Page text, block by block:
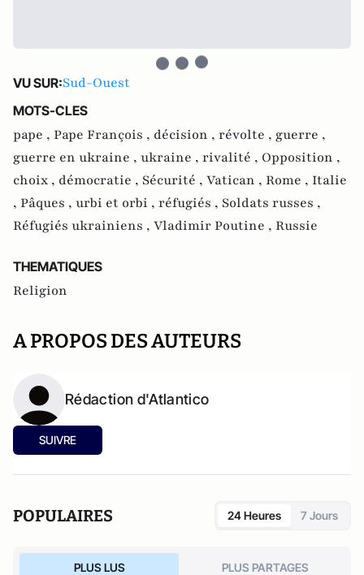
VU SUR:Sud-Ouest
MOTS-CLES
pape , Pape François , décision , révolte , guerre ,
guerre en ukraine , ukraine , rivalité , Opposition ,
choix , démocratie , Sécurité , Vatican , Rome , Italie
, Pâques , urbi et orbi , réfugiés , Soldats russes ,
Réfugiés ukrainiens , Vladimir Poutine , Russie
THEMATIQUES
Religion
A PROPOS DES AUTEURS
Rédaction d'Atlantico
SUIVRE
POPULAIRES 24 Heures 7 Jours
PLUS LUS PLUS PARTAGES